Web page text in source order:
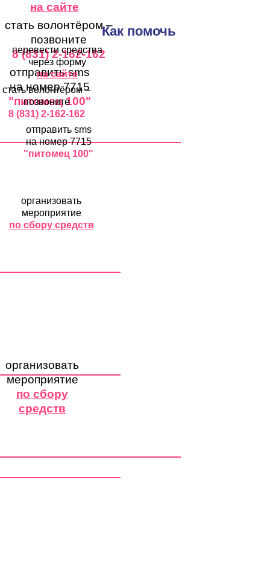
на сайте
стать волонтёром –
позвоните
8 (831) 2-162-162
отправить sms
на номер 7715
"питомец 100"
организовать
мероприятие
по сбору
средств
Как помочь
перевести средства
через форму
на сайте
стать волонтёром –
позвоните
8 (831) 2-162-162
отправить sms
на номер 7715
"питомец 100"
организовать
мероприятие
по сбору средств